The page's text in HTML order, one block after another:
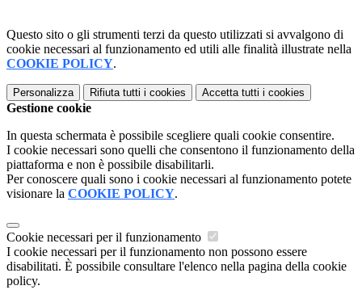
Questo sito o gli strumenti terzi da questo utilizzati si avvalgono di
cookie necessari al funzionamento ed utili alle finalità illustrate nella
COOKIE POLICY.
Personalizza Rifiuta tutti i cookies Accetta tutti i cookies
Gestione cookie
In questa schermata è possibile scegliere quali cookie consentire.
I cookie necessari sono quelli che consentono il funzionamento della
piattaforma e non è possibile disabilitarli.
Per conoscere quali sono i cookie necessari al funzionamento potete
visionare la COOKIE POLICY.
Cookie necessari per il funzionamento
I cookie necessari per il funzionamento non possono essere
disabilitati. È possibile consultare l'elenco nella pagina della cookie
policy.